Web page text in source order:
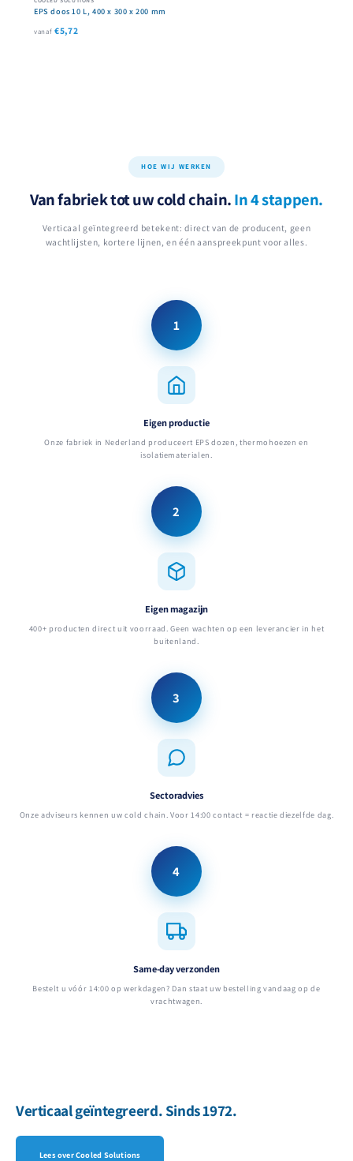
EPS doos 10 L, 400 x 300 x 200 mm
vanaf €5,72
HOE WIJ WERKEN
Van fabriek tot uw cold chain.In 4 stappen.
Verticaal geïntegreerd betekent: direct van de producent, geen
wachtlijsten, kortere lijnen, en één aanspreekpunt voor alles.
1
Eigen productie
Onze fabriek in Nederland produceert EPS dozen, thermohoezen en
isolatiematerialen.
2
Eigen magazijn
400+ producten direct uit voorraad. Geen wachten op een leverancier in het
buitenland.
3
Sectoradvies
Onze adviseurs kennen uw cold chain. Voor 14:00 contact = reactie diezelfde dag.
4
Same-day verzonden
Bestelt u vóór 14:00 op werkdagen? Dan staat uw bestelling vandaag op de
vrachtwagen.
Verticaal geïntegreerd. Sinds 1972.
Lees over Cooled Solutions